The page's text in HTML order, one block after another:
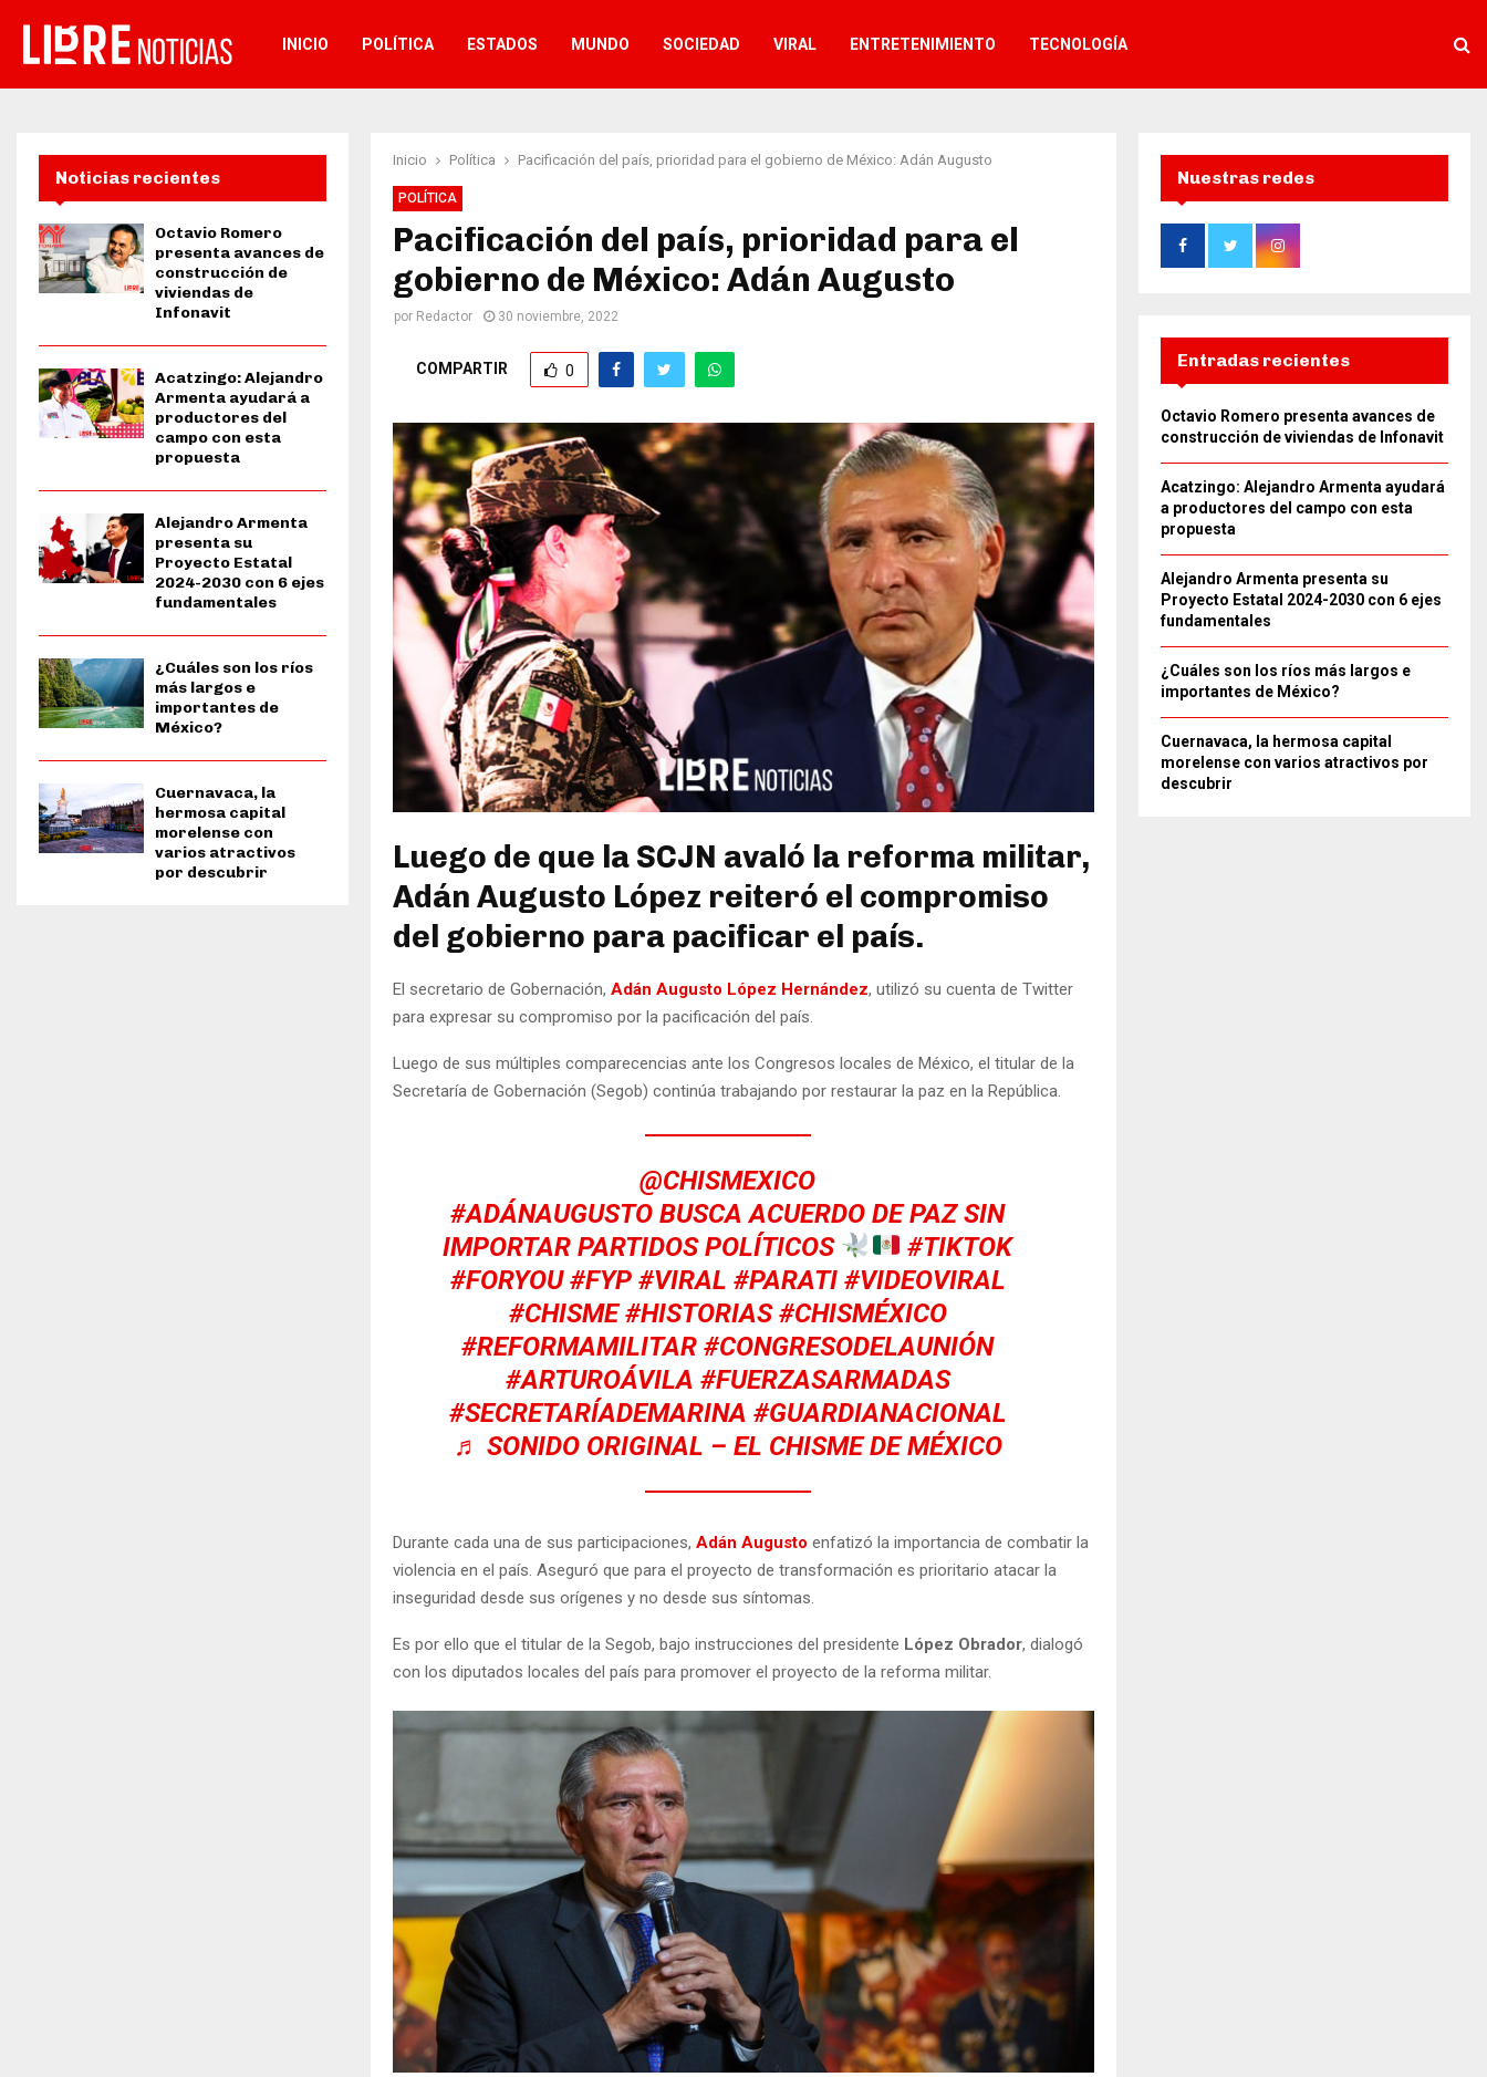
INICIO POLÍTICA ESTADOS MUNDO SOCIEDAD VIRAL ENTRETENIMIENTO TECNOLOGÍA
Inicio Política Pacificación del país, prioridad para el gobierno de México: Adán Augusto
POLÍTICA
Pacificación del país, prioridad para el
gobierno de México: Adán Augusto
por Redactor 30 noviembre, 2022
COMPARTIR 0
Luego de que la SCJN avaló la reforma militar,
Adán Augusto López reiteró el compromiso
del gobierno para pacificar el país.
El secretario de Gobernación, Adán Augusto López Hernández, utilizó su cuenta de Twitter
para expresar su compromiso por la pacificación del país.
Luego de sus múltiples comparecencias ante los Congresos locales de México, el titular de la
Secretaría de Gobernación (Segob) continúa trabajando por restaurar la paz en la República.
@CHISMEXICO
#ADÁNAUGUSTO BUSCA ACUERDO DE PAZ SIN
IMPORTAR PARTIDOS POLÍTICOS
#TIKTOK
#FORYOU #FYP #VIRAL #PARATI #VIDEOVIRAL
#CHISME #HISTORIAS #CHISMÉXICO
#REFORMAMILITAR #CONGRESODELAUNIÓN
#ARTUROÁVILA #FUERZASARMADAS
#SECRETARÍADEMARINA #GUARDIANACIONAL
♬ SONIDO ORIGINAL – EL CHISME DE MÉXICO
Durante cada una de sus participaciones, Adán Augusto enfatizó la importancia de combatir la
violencia en el país. Aseguró que para el proyecto de transformación es prioritario atacar la
inseguridad desde sus orígenes y no desde sus síntomas.
Es por ello que el titular de la Segob, bajo instrucciones del presidente López Obrador, dialogó
con los diputados locales del país para promover el proyecto de la reforma militar.
Noticias recientes
Octavio Romero
presenta avances de
construcción de
viviendas de
Infonavit
Acatzingo: Alejandro
Armenta ayudará a
productores del
campo con esta
propuesta
Alejandro Armenta
presenta su
Proyecto Estatal
2024-2030 con 6 ejes
fundamentales
¿Cuáles son los ríos
más largos e
importantes de
México?
Cuernavaca, la
hermosa capital
morelense con
varios atractivos
por descubrir
Nuestras redes
Entradas recientes
Octavio Romero presenta avances de
construcción de viviendas de Infonavit
Acatzingo: Alejandro Armenta ayudará
a productores del campo con esta
propuesta
Alejandro Armenta presenta su
Proyecto Estatal 2024-2030 con 6 ejes
fundamentales
¿Cuáles son los ríos más largos e
importantes de México?
Cuernavaca, la hermosa capital
morelense con varios atractivos por
descubrir